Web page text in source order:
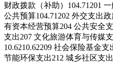
财政拨款（补助） 104.71 201
公共预算104.71 202 外交支出政
有资本经营预算204 公共安全
支出207 文化旅游体育与传媒
10.6210.62209 社会保险基金支
节能环保支出212 城乡社区支出